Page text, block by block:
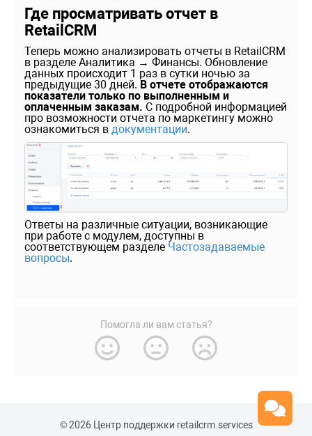
Где просматривать отчет в
RetailCRM
Теперь можно анализировать отчеты в RetailCRM
в разделе Аналитика → Финансы. Обновление
данных происходит 1 раз в сутки ночью за
предыдущие 30 дней. В отчете отображаются
показатели только по выполненным и
оплаченным заказам. С подробной информацией
про возможности отчета по маркетингу можно
ознакомиться в документации.
Ответы на различные ситуации, возникающие
при работе с модулем, доступны в
соответствующем разделе Частозадаваемые
вопросы.
Помогла ли вам статья?
© 2026 Центр поддержки retailcrm.services